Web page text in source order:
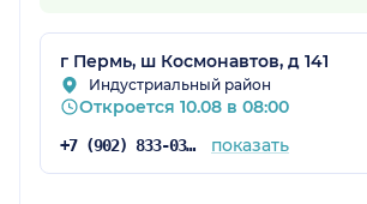
г Пермь, ш Космонавтов, д 141
Индустриальный район
Откроется 10.08 в 08:00
+7 (902) 833-03-03 показать